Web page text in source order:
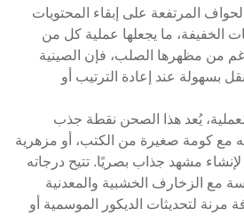
المرتفعة على إبقاء المحتويات
الخفيفة، ما يجعلها عملية كل من
من مظهرها الصلب، فإن الصينية
بسهولة عند إعادة الترتيب أو
يُعد هذا الصحن نقطة جذب
مع كومة صغيرة من الكتب، أو مزهرية
لإنشاء مشهد جذاب بصريًا. تتيح درجاته
مع الزخارف الخشبية والمعدنية
مرنة لتحديثات الديكور الموسمية أو